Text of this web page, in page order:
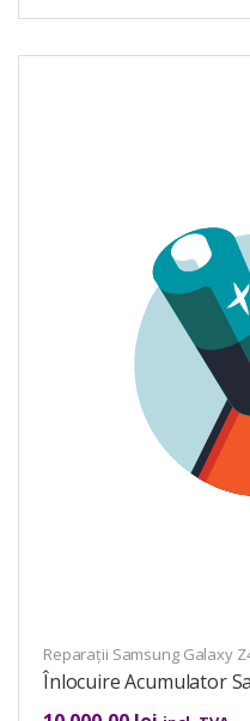
Reparații Samsung Galaxy
Înlocuire Acumulator